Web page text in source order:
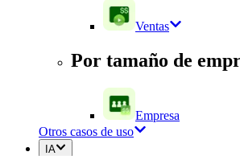
Ventas
Por tamaño de
Empresa
Otros casos de uso
IA